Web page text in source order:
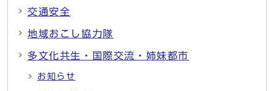
交通安全
地域おこし協力隊
多文化共生・国際交流・姉妹都市
お知らせ